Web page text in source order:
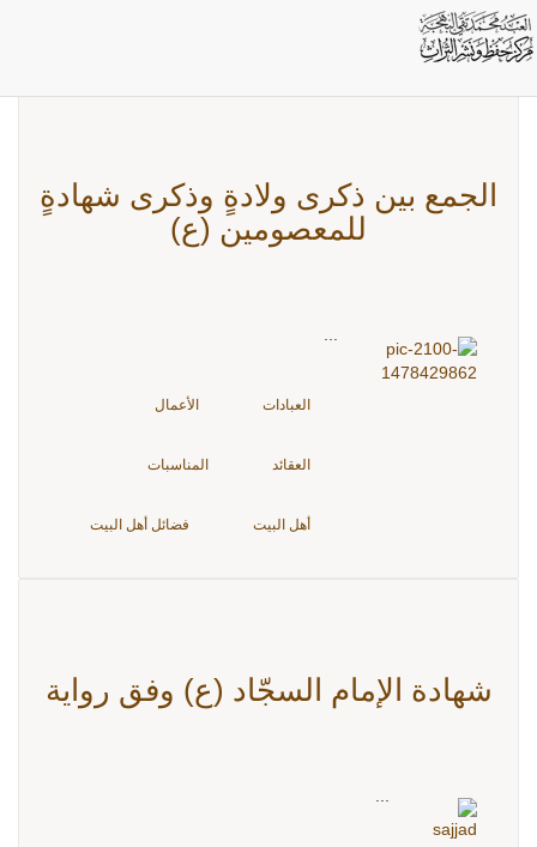
بطاقات: فضائل أهل البيت
الجمع بين ذكرى ولادةٍ وذكرى شهادةٍ
للمعصومين (ع)
...
العبادات الأعمال
العقائد المناسبات
أهل البيت فضائل أهل البيت
شهادة الإمام السجّاد (ع) وفق رواية